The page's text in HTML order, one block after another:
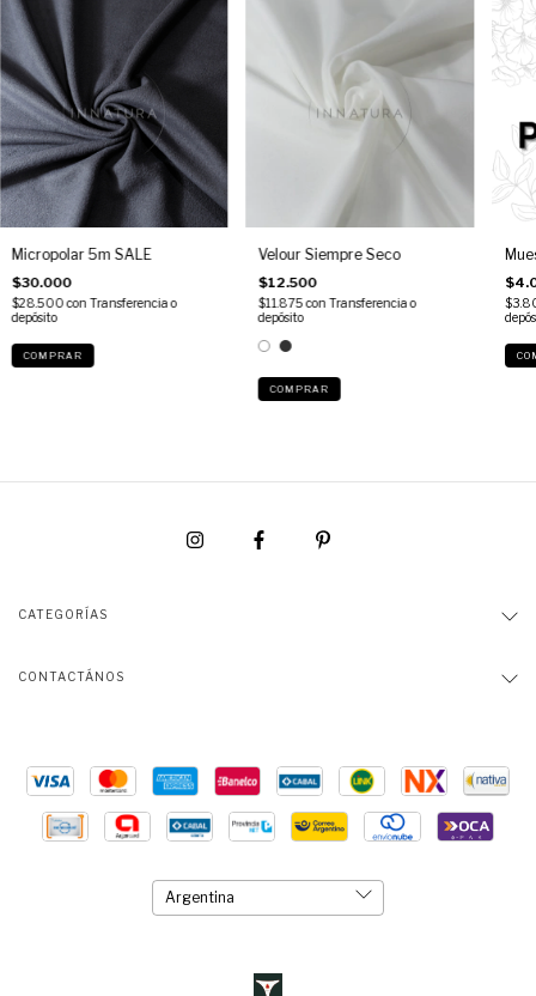
Micropolar 5m SALE
$30.000
$28.500con Transferencia o
depósito
COMPRAR
Velour Siempre Seco
$12.500
$11.875con Transferencia o
depósito
COMPRAR
CATEGORÍAS
CONTACTÁNOS